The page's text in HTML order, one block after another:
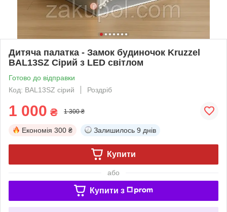
Дитяча палатка - Замок будиночок Kruzzel
BAL13SZ Сірий з LED світлом
Готово до відправки
Код: BAL13SZ сірий
Роздріб
1 000 ₴ 1 300 ₴
Економія 300 ₴ Залишилось 9 днів
Купити
або
Купити з